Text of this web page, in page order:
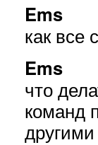
Ems
как все
Ems
что
команд